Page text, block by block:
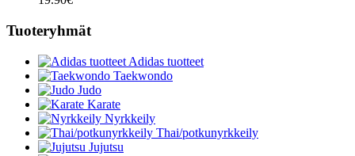
Tuoteryhmät
Adidas tuotteet
Taekwondo
Judo
Karate
Nyrkkeily
Thai/potkunyrkkeily
Jujutsu